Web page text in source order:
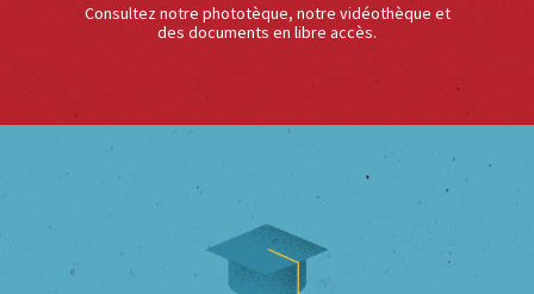
Consultez notre phototèque, notre vidéothèque et
des documents en libre accès.